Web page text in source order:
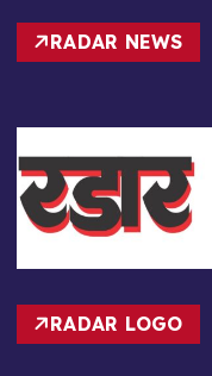
RADAR NEWS
RADAR LOGO